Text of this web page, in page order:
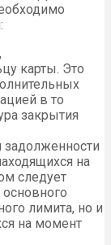
карты. Это
в то
закрытия
на
следует
лимита, но и
на момент